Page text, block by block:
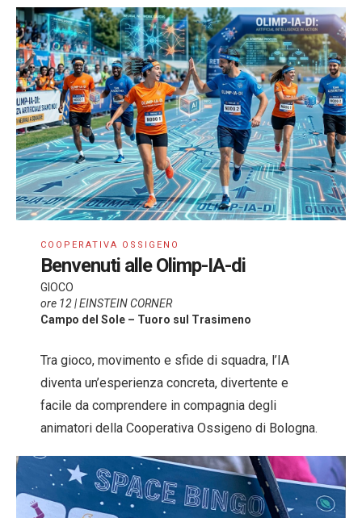
COOPERATIVA OSSIGENO
Benvenuti alle Olimp-IA-di
GIOCO
ore 12 | EINSTEIN CORNER
Campo del Sole – Tuoro sul Trasimeno
Tra gioco, movimento e sfide di squadra, l’IA
diventa un’esperienza concreta, divertente e
facile da comprendere in compagnia degli
animatori della Cooperativa Ossigeno di Bologna.